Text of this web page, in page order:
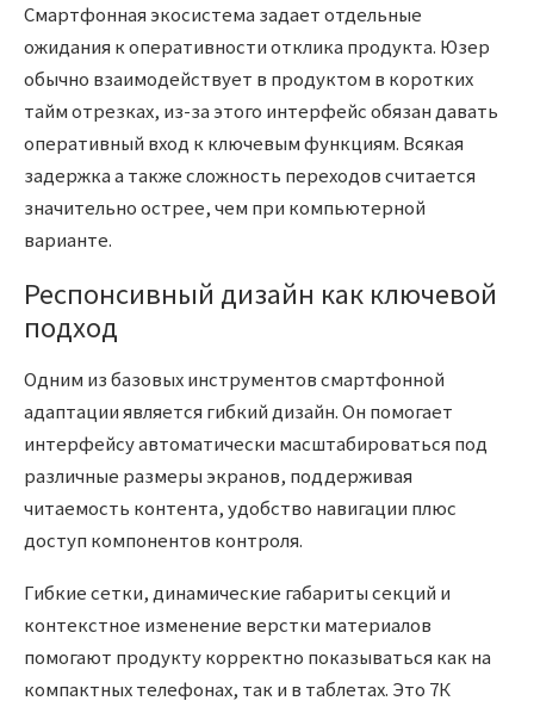
Смартфонная экосистема задает отдельные
ожидания к оперативности отклика продукта. Юзер
обычно взаимодействует в продуктом в коротких
тайм отрезках, из-за этого интерфейс обязан давать
оперативный вход к ключевым функциям. Всякая
задержка а также сложность переходов считается
значительно острее, чем при компьютерной
варианте.
Респонсивный дизайн как ключевой
подход
Одним из базовых инструментов смартфонной
адаптации является гибкий дизайн. Он помогает
интерфейсу автоматически масштабироваться под
различные размеры экранов, поддерживая
читаемость контента, удобство навигации плюс
доступ компонентов контроля.
Гибкие сетки, динамические габариты секций и
контекстное изменение верстки материалов
помогают продукту корректно показываться как на
компактных телефонах, так и в таблетах. Это 7К